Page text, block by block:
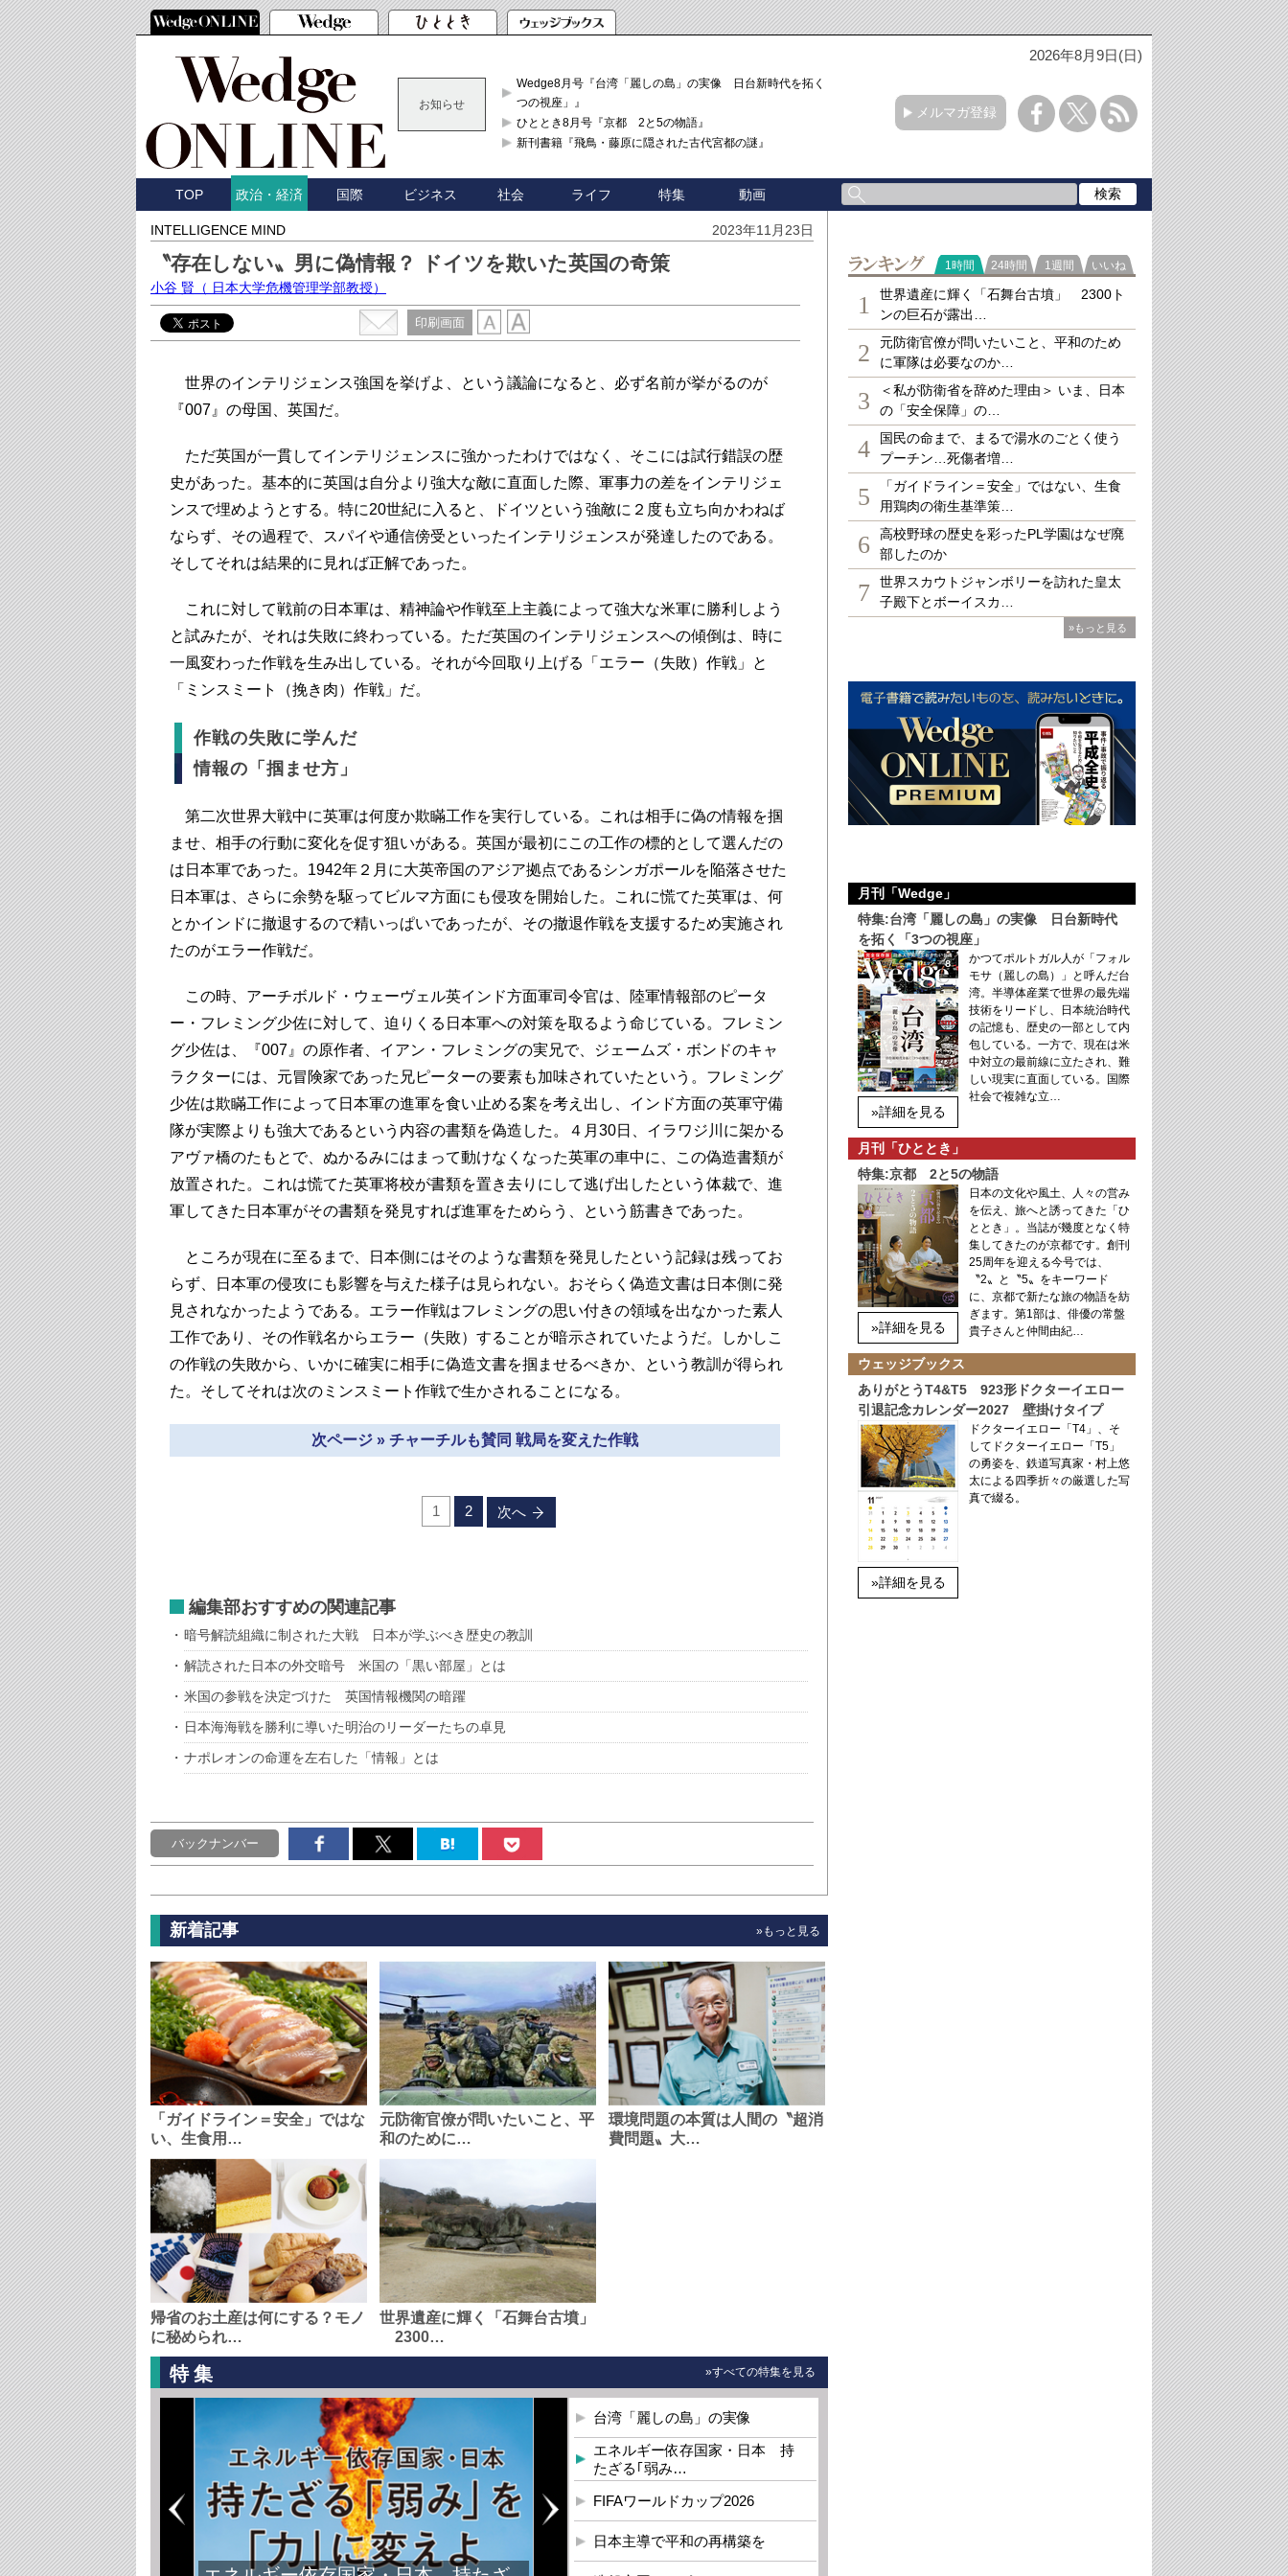
2026年8月9日(日)
お知らせ
Wedge8月号『台湾「麗しの島」の実像 日台新時代を拓く「3
つの視座」』
ひととき8月号『京都 2と5の物語』
新刊書籍『飛鳥・藤原に隠された古代宮都の謎』
メルマガ登録
TOP 政治・経済 国際 ビジネス 社会 ライフ 特集 動画
INTELLIGENCE MIND 2023年11月23日
〝存在しない〟男に偽情報？ ドイツを欺いた英国の奇策
小谷 賢 （ 日本大学危機管理学部教授）
印刷画面
世界のインテリジェンス強国を挙げよ、という議論になると、必ず名前が挙がるのが
『007』の母国、英国だ。
ただ英国が一貫してインテリジェンスに強かったわけではなく、そこには試行錯誤の歴
史があった。基本的に英国は自分より強大な敵に直面した際、軍事力の差をインテリジェ
ンスで埋めようとする。特に20世紀に入ると、ドイツという強敵に２度も立ち向かわねば
ならず、その過程で、スパイや通信傍受といったインテリジェンスが発達したのである。
そしてそれは結果的に見れば正解であった。
これに対して戦前の日本軍は、精神論や作戦至上主義によって強大な米軍に勝利しよう
と試みたが、それは失敗に終わっている。ただ英国のインテリジェンスへの傾倒は、時に
一風変わった作戦を生み出している。それが今回取り上げる「エラー（失敗）作戦」と
「ミンスミート（挽き肉）作戦」だ。
作戦の失敗に学んだ
情報の「掴ませ方」
第二次世界大戦中に英軍は何度か欺瞞工作を実行している。これは相手に偽の情報を掴
ませ、相手の行動に変化を促す狙いがある。英国が最初にこの工作の標的として選んだの
は日本軍であった。1942年２月に大英帝国のアジア拠点であるシンガポールを陥落させた
日本軍は、さらに余勢を駆ってビルマ方面にも侵攻を開始した。これに慌てた英軍は、何
とかインドに撤退するので精いっぱいであったが、その撤退作戦を支援するため実施され
たのがエラー作戦だ。
この時、アーチボルド・ウェーヴェル英インド方面軍司令官は、陸軍情報部のピータ
ー・フレミング少佐に対して、迫りくる日本軍への対策を取るよう命じている。フレミン
グ少佐は、『007』の原作者、イアン・フレミングの実兄で、ジェームズ・ボンドのキャ
ラクターには、元冒険家であった兄ピーターの要素も加味されていたという。フレミング
少佐は欺瞞工作によって日本軍の進軍を食い止める案を考え出し、インド方面の英軍守備
隊が実際よりも強大であるという内容の書類を偽造した。４月30日、イラワジ川に架かる
アヴァ橋のたもとで、ぬかるみにはまって動けなくなった英軍の車中に、この偽造書類が
放置された。これは慌てた英軍将校が書類を置き去りにして逃げ出したという体裁で、進
軍してきた日本軍がその書類を発見すれば進軍をためらう、という筋書きであった。
ところが現在に至るまで、日本側にはそのような書類を発見したという記録は残ってお
らず、日本軍の侵攻にも影響を与えた様子は見られない。おそらく偽造文書は日本側に発
見されなかったようである。エラー作戦はフレミングの思い付きの領域を出なかった素人
工作であり、その作戦名からエラー（失敗）することが暗示されていたようだ。しかしこ
の作戦の失敗から、いかに確実に相手に偽造文書を掴ませるべきか、という教訓が得られ
た。そしてそれは次のミンスミート作戦で生かされることになる。
次ページ » チャーチルも賛同 戦局を変えた作戦
1 2 次へ
編集部おすすめの関連記事
暗号解読組織に制された大戦 日本が学ぶべき歴史の教訓
解読された日本の外交暗号 米国の「黒い部屋」とは
米国の参戦を決定づけた 英国情報機関の暗躍
日本海海戦を勝利に導いた明治のリーダーたちの卓見
ナポレオンの命運を左右した「情報」とは
バックナンバー
新着記事 »もっと見る
「ガイドライン＝安全」ではな
い、生食用…
元防衛官僚が問いたいこと、平
和のために…
環境問題の本質は人間の〝超消
費問題〟大…
帰省のお土産は何にする？モノ
に秘められ…
世界遺産に輝く「石舞台古墳」
2300…
特集 »すべての特集を見る
台湾「麗しの島」の実像
エネルギー依存国家・日本 持
たざる｢弱み…
FIFAワールドカップ2026
日本主導で平和の再構築を
ランキング
1時間 24時間 1週間 いいね
1
世界遺産に輝く「石舞台古墳」 2300ト
ンの巨石が露出…
2
元防衛官僚が問いたいこと、平和のため
に軍隊は必要なのか…
3
＜私が防衛省を辞めた理由＞ いま、日本
の「安全保障」の…
4
国民の命まで、まるで湯水のごとく使う
プーチン…死傷者増…
5
「ガイドライン＝安全」ではない、生食
用鶏肉の衛生基準策…
6
高校野球の歴史を彩ったPL学園はなぜ廃
部したのか
7
世界スカウトジャンボリーを訪れた皇太
子殿下とボーイスカ…
»もっと見る
月刊「Wedge」
特集:台湾「麗しの島」の実像 日台新時代
を拓く「3つの視座」
»詳細を見る
かつてポルトガル人が「フォル
モサ（麗しの島）」と呼んだ台
湾。半導体産業で世界の最先端
技術をリードし、日本統治時代
の記憶も、歴史の一部として内
包している。一方で、現在は米
中対立の最前線に立たされ、難
しい現実に直面している。国際
社会で複雑な立…
月刊「ひととき」
特集:京都 2と5の物語
»詳細を見る
日本の文化や風土、人々の営み
を伝え、旅へと誘ってきた「ひ
ととき」。当誌が幾度となく特
集してきたのが京都です。創刊
25周年を迎える今号では、
〝2〟と〝5〟をキーワード
に、京都で新たな旅の物語を紡
ぎます。第1部は、俳優の常盤
貴子さんと仲間由紀…
ウェッジブックス
ありがとうT4&T5 923形ドクターイエロー
引退記念カレンダー2027 壁掛けタイプ
»詳細を見る
ドクターイエロー「T4」、そ
してドクターイエロー「T5」
の勇姿を、鉄道写真家・村上悠
太による四季折々の厳選した写
真で綴る。